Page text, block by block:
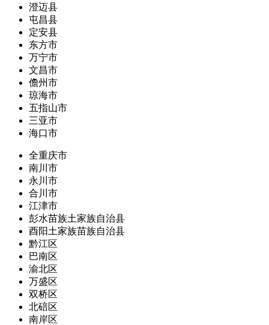
澄迈县
屯昌县
定安县
东方市
万宁市
文昌市
儋州市
琼海市
五指山市
三亚市
海口市
全重庆市
南川市
永川市
合川市
江津市
彭水苗族土家族自治县
酉阳土家族苗族自治县
黔江区
巴南区
渝北区
万盛区
双桥区
北碚区
南岸区